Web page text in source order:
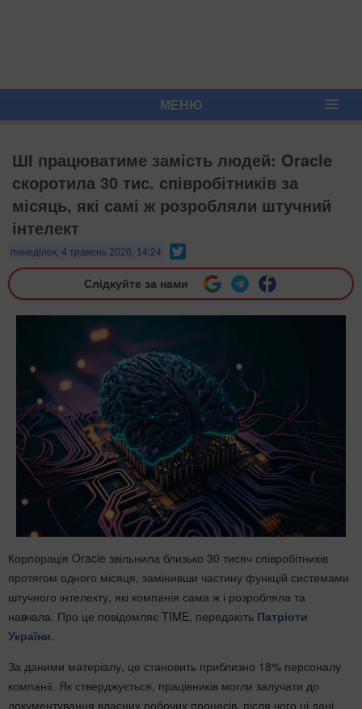
МЕНЮ
ШІ працюватиме замість людей: Oracle
скоротила 30 тис. співробітників за
місяць, які самі ж розробляли штучний
інтелект
понеділок, 4 травень 2026, 14:24
Слідкуйте за нами
Корпорація Oracle звільнила близько 30 тисяч співробітників
протягом одного місяця, замінивши частину функцій системами
штучного інтелекту, які компанія сама ж і розробляла та
навчала. Про це повідомляє TIME, передають Патріоти
України
За даними матеріалу, це становить приблизно 18% персоналу
компанії. Як стверджується, працівників могли залучати до
документування власних робочих процесів, після чого ці дані